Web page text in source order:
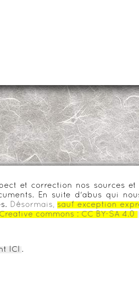
et correction nos sources
En suite d'abus qui
Désormais, sauf exception
commons : CC BY-SA 4.0
ICI .